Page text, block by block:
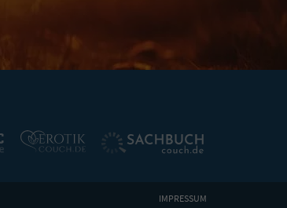
IMPRESSUM